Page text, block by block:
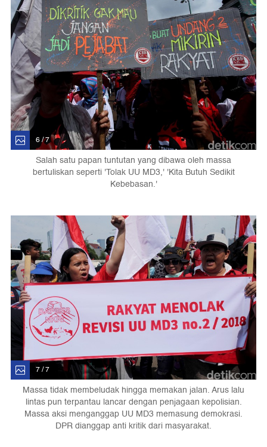
6 / 7
Salah satu papan tuntutan yang dibawa oleh massa
bertuliskan seperti 'Tolak UU MD3,' 'Kita Butuh Sedikit
Kebebasan.'
7 / 7
Massa tidak membeludak hingga memakan jalan. Arus lalu
lintas pun terpantau lancar dengan penjagaan kepolisian.
Massa aksi menganggap UU MD3 memasung demokrasi.
DPR dianggap anti kritik dari masyarakat.